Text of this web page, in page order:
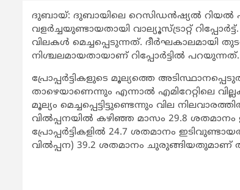
ദുബായ്: ദുബായിലെ റെസിഡന്‍ഷ്യല്‍ റിയല്‍
വളര്‍ച്ചയുണ്ടായതായി വാല്യൂസ്ട്രാറ്റ്
വിലകള്‍ മെച്ചപ്പെടുന്നത്. ദീര്‍ഘകാലമായി
നിശ്ചലമായതായാണ് റിപ്പോര്‍ട്ടില്‍ പറയുന്നത്.
പ്രോപ്പര്‍ട്ടികളുടെ മൂല്യത്തെ
താഴെയാണെന്നും എന്നാല്‍ എമിറേറ്റിലെ
മൂല്യം മെച്ചപ്പെട്ടിട്ടുണ്ടെന്നും വില
വില്‍പ്പനയില്‍ കഴിഞ്ഞ മാസം 29.8
പ്രോപ്പര്‍ട്ടികളില്‍ 24.7 ശതമാനം
വില്‍പ്പന) 39.2 ശതമാനം